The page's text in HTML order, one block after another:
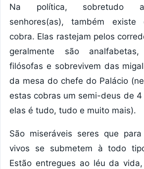
Na política, sobretudo a
senhores(as), também
cobra. Elas rastejam pelos
geralmente são
filósofas e sobrevivem das
da mesa do chefe do Palácio
estas cobras um semi-deus de 4
elas é tudo, tudo e muito mais).
São miseráveis seres que
vivos se submetem à todo
Estão entregues ao léu da